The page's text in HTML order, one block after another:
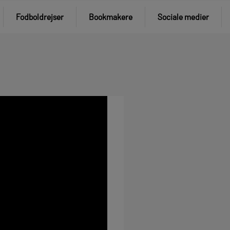
Fodboldrejser Bookmakere Sociale medier